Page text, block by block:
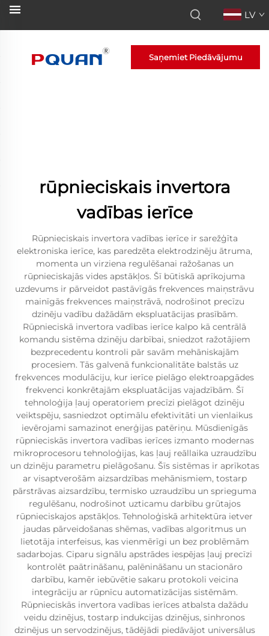
LV
Saņemiet Piedāvājumu
rūpnieciskais invertora
vadības ierīce
Rūpnieciskais invertora vadības ierīce ir sarežģīta
elektroniska ierīce, kas paredzēta elektrodzinēju ātruma,
momenta un virziena regulēšanai ražošanas un
rūpnieciskajās vides apstākļos. Šī būtiskā aprīkojuma
uzdevums ir pārveidot pastāvīgās frekvences maiņstrāvu
mainīgās frekvences maiņstrāvā, nodrošinot precīzu
dzinēju vadību dažādām ekspluatācijas prasībām.
Rūpnieciskā invertora vadības ierīce kalpo kā centrālā
komandu sistēma dzinēju darbībai, sniedzot ražotājiem
bezprecedentu kontroli pār savām mehāniskajām
procesiem. Tās galvenā funkcionalitāte balstās uz
frekvences modulāciju, kur ierīce pielāgo elektroapgādes
frekvenci konkrētajām ekspluatācijas vajadzībām. Šī
tehnoloģija ļauj operatoriem precīzi pielāgot dzinēju
veiktspēju, sasniedzot optimālu efektivitāti un vienlaikus
ievērojami samazinot enerģijas patēriņu. Mūsdienīgās
rūpnieciskās invertora vadības ierīces izmanto modernas
mikroprocesoru tehnoloģijas, kas ļauj reāllaika uzraudzību
un dzinēju parametru pielāgošanu. Šīs sistēmas ir aprīkotas
ar visaptverošām aizsardzības mehānismiem, tostarp
pārstrāvas aizsardzību, termisko uzraudzību un sprieguma
regulēšanu, nodrošinot uzticamu darbību grūtajos
rūpnieciskajos apstākļos. Tehnoloģiskā arhitektūra ietver
jaudas pārveidošanas shēmas, vadības algoritmus un
lietotāja interfeisus, kas vienmērīgi un bez problēmām
sadarbojas. Ciparu signālu apstrādes iespējas ļauj precīzi
kontrolēt paātrināšanu, palēnināšanu un stacionāro
darbību, kamēr iebūvētie sakaru protokoli veicina
integrāciju ar rūpnīcu automatizācijas sistēmām.
Rūpnieciskās invertora vadības ierīces atbalsta dažādu
veidu dzinējus, tostarp indukcijas dzinējus, sinhronos
dzinējus un servodzinējus, tādējādi piedāvājot universālus